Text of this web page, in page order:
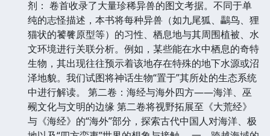
剂： 卷首收录了大量珍稀异兽的图文考据。不同于单
纯的志怪描述，本书将每种异兽（如九尾狐、鸓鸟、狸
猫状的饕餮原型等）的习性、栖息地与其周围植被、水
文环境进行关联分析。例如，某些能在水中栖息的奇特
生物，其出现往往预示着该地存在特殊的地下水源或沼
泽地貌。我们试图将神话生物“置于”其所处的生态系统
中进行解读。 第二卷：海经与海外四方——海洋、巫
觋文化与文明的边缘 第二卷将视野拓展至《大荒经》
与《海经》的“海外”部分，探索古代中国人对海洋、极